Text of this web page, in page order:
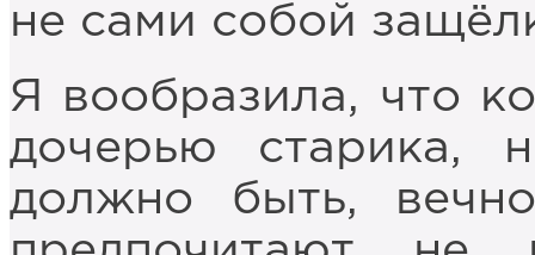
не сами собой
Я вообразила, что
дочерью
должно быть,